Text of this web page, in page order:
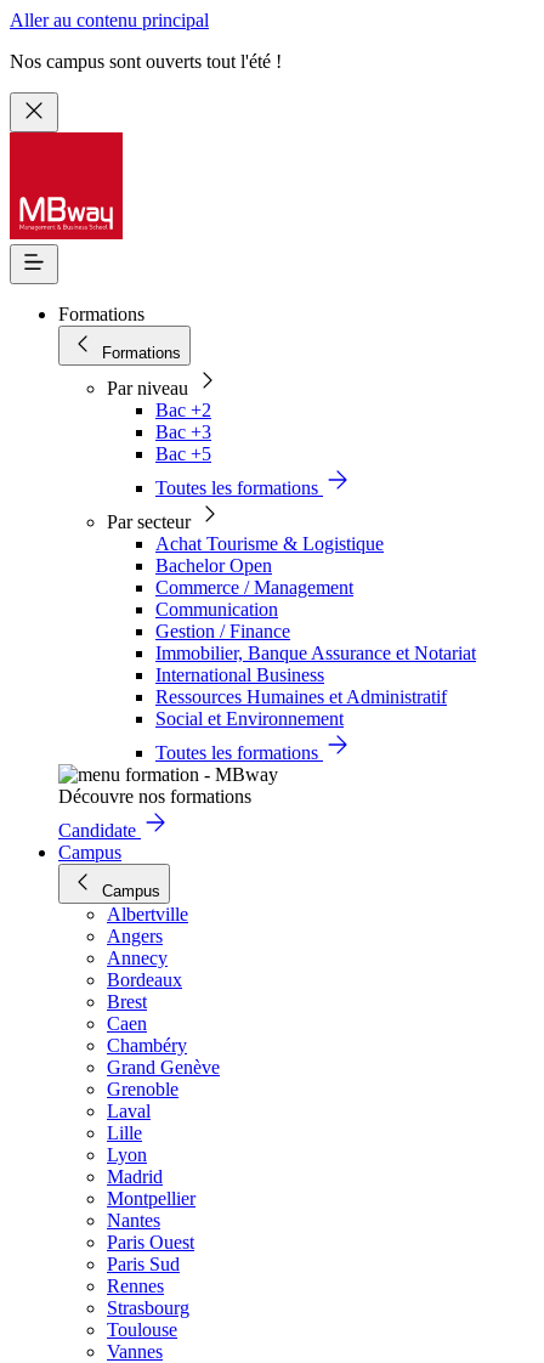
Aller au contenu principal
Nos campus sont ouverts tout l'été !
Formations
Formations
Par niveau
Bac +2
Bac +3
Bac +5
Toutes les formations
Par secteur
Achat Tourisme & Logistique
Bachelor Open
Commerce / Management
Communication
Gestion / Finance
Immobilier, Banque Assurance et Notariat
International Business
Ressources Humaines et Administratif
Social et Environnement
Toutes les formations
Découvre nos formations
Candidate
Campus
Campus
Albertville
Angers
Annecy
Bordeaux
Brest
Caen
Chambéry
Grand Genève
Grenoble
Laval
Lille
Lyon
Madrid
Montpellier
Nantes
Paris Ouest
Paris Sud
Rennes
Strasbourg
Toulouse
Vannes